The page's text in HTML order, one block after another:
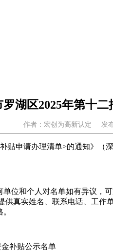
罗湖区2025年第十
作者：宏创为高新认定 发
申请办理清单>的通知》
单位和个人对名单如有异议
真实姓名、联系电话、工
补贴公示名单